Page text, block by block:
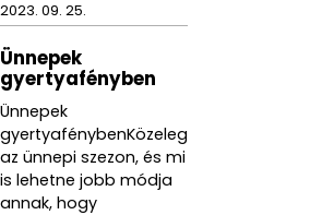
2023. 09. 25.
Ünnepek
gyertyafényben
Ünnepek
gyertyafénybenKözeleg
az ünnepi szezon, és mi
is lehetne jobb módja
annak, hogy